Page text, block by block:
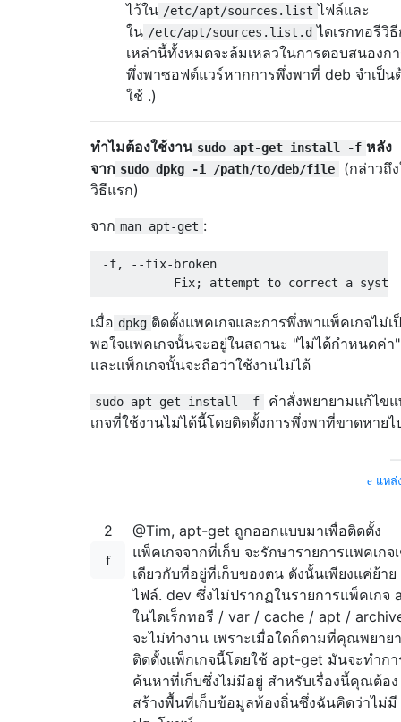
ไว้ใน /etc/apt/sources.list ไฟล์และ
ใน /etc/apt/sources.list.d ไดเรกทอรีวิ
เหล่านี้ทั้งหมดจะล้มเหลวในการตอบสนองก
พึ่งพาซอฟต์แวร์หากการพึ่งพาที่ deb จำเป็น
ใช้ .)
ทำไมต้องใช้งาน sudo apt-get install -f หลัง
จาก sudo dpkg -i /path/to/deb/file
(กล่าวถึ
วิธีแรก)
จาก man apt-get :
-f, --fix-broken
เมื่อ dpkg ติดตั้งแพคเกจและการพึ่งพาแพ็คเกจไม่เ
พอใจแพคเกจนั้นจะอยู่ในสถานะ "ไม่ได้กำหนดค่า"
และแพ็กเกจนั้นจะถือว่าใช้งานไม่ได้
sudo apt-get install -f
คำสั่งพยายามแก้ไข
เกจที่ใช้งานไม่ได้นี้โดยติดตั้งการพึ่งพาที่ขาดหายไ
แหล่
2
@Tim, apt-get ถูกออกแบบมาเพื่อติดตั้ง
แพ็คเกจจากที่เก็บ จะรักษารายการแพคเกจ
เดียวกับที่อยู่ที่เก็บของตน ดังนั้นเพียงแค่ย้าย
ไฟล์. dev ซึ่งไม่ปรากฏในรายการแพ็คเกจ
ในไดเร็กทอรี / var / cache / apt /
จะไม่ทำงาน เพราะเมื่อใดก็ตามที่คุณพยาย
ติดตั้งแพ็กเกจนี้โดยใช้ apt-get มันจะทำกา
ค้นหาที่เก็บซึ่งไม่มีอยู่ สำหรับเรื่องนี้คุณต้อง
สร้างพื้นที่เก็บข้อมูลท้องถิ่นซึ่งฉันคิดว่าไม่มี